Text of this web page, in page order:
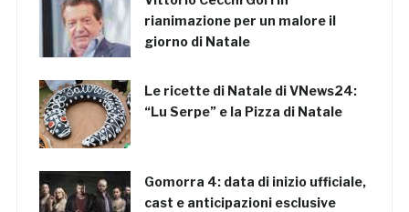
rianimazione per un malore il
giorno di Natale
Le ricette di Natale di VNews24:
“Lu Serpe” e la Pizza di Natale
Gomorra 4: data di inizio ufficiale,
cast e anticipazioni esclusive